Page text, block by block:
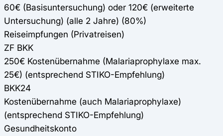
60€ (Basisuntersuchung) oder 120€ (erweiterte
Untersuchung) (alle 2 Jahre) (80%)
Reiseimpfungen (Privatreisen)
ZF BKK
250€ Kostenübernahme (Malariaprophylaxe max.
25€) (entsprechend STIKO-Empfehlung)
BKK24
Kostenübernahme (auch Malariaprophylaxe)
(entsprechend STIKO-Empfehlung)
Gesundheitskonto